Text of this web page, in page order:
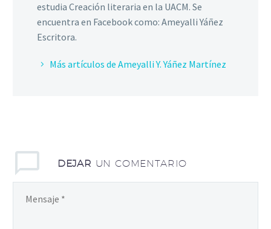
estudia Creación literaria en la UACM. Se
encuentra en Facebook como: Ameyalli Yáñez
Escritora.
Más artículos de Ameyalli Y. Yáñez Martínez
DEJAR UN COMENTARIO